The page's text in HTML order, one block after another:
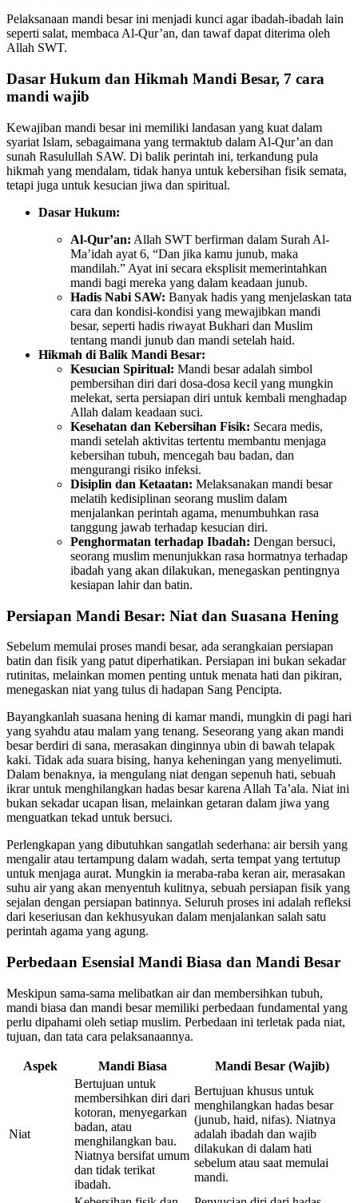
Pelaksanaan mandi besar ini menjadi kunci agar ibadah-ibadah lain
seperti salat, membaca Al-Qur’an, dan tawaf dapat diterima oleh
Allah SWT.
Dasar Hukum dan Hikmah Mandi Besar, 7 cara
mandi wajib
Kewajiban mandi besar ini memiliki landasan yang kuat dalam
syariat Islam, sebagaimana yang termaktub dalam Al-Qur’an dan
sunah Rasulullah SAW. Di balik perintah ini, terkandung pula
hikmah yang mendalam, tidak hanya untuk kebersihan fisik semata,
tetapi juga untuk kesucian jiwa dan spiritual.
Dasar Hukum:
Al-Qur’an: Allah SWT berfirman dalam Surah Al-
Ma’idah ayat 6, “Dan jika kamu junub, maka
mandilah.” Ayat ini secara eksplisit memerintahkan
mandi bagi mereka yang dalam keadaan junub.
Hadis Nabi SAW: Banyak hadis yang menjelaskan tata
cara dan kondisi-kondisi yang mewajibkan mandi
besar, seperti hadis riwayat Bukhari dan Muslim
tentang mandi junub dan mandi setelah haid.
Hikmah di Balik Mandi Besar:
Kesucian Spiritual: Mandi besar adalah simbol
pembersihan diri dari dosa-dosa kecil yang mungkin
melekat, serta persiapan diri untuk kembali menghadap
Allah dalam keadaan suci.
Kesehatan dan Kebersihan Fisik: Secara medis,
mandi setelah aktivitas tertentu membantu menjaga
kebersihan tubuh, mencegah bau badan, dan
mengurangi risiko infeksi.
Disiplin dan Ketaatan: Melaksanakan mandi besar
melatih kedisiplinan seorang muslim dalam
menjalankan perintah agama, menumbuhkan rasa
tanggung jawab terhadap kesucian diri.
Penghormatan terhadap Ibadah: Dengan bersuci,
seorang muslim menunjukkan rasa hormatnya terhadap
ibadah yang akan dilakukan, menegaskan pentingnya
kesiapan lahir dan batin.
Persiapan Mandi Besar: Niat dan Suasana Hening
Sebelum memulai proses mandi besar, ada serangkaian persiapan
batin dan fisik yang patut diperhatikan. Persiapan ini bukan sekadar
rutinitas, melainkan momen penting untuk menata hati dan pikiran,
menegaskan niat yang tulus di hadapan Sang Pencipta.
Bayangkanlah suasana hening di kamar mandi, mungkin di pagi hari
yang syahdu atau malam yang tenang. Seseorang yang akan mandi
besar berdiri di sana, merasakan dinginnya ubin di bawah telapak
kaki. Tidak ada suara bising, hanya keheningan yang menyelimuti.
Dalam benaknya, ia mengulang niat dengan sepenuh hati, sebuah
ikrar untuk menghilangkan hadas besar karena Allah Ta’ala. Niat ini
bukan sekadar ucapan lisan, melainkan getaran dalam jiwa yang
menguatkan tekad untuk bersuci.
Perlengkapan yang dibutuhkan sangatlah sederhana: air bersih yang
mengalir atau tertampung dalam wadah, serta tempat yang tertutup
untuk menjaga aurat. Mungkin ia meraba-raba keran air, merasakan
suhu air yang akan menyentuh kulitnya, sebuah persiapan fisik yang
sejalan dengan persiapan batinnya. Seluruh proses ini adalah refleksi
dari keseriusan dan kekhusyukan dalam menjalankan salah satu
perintah agama yang agung.
Perbedaan Esensial Mandi Biasa dan Mandi Besar
Meskipun sama-sama melibatkan air dan membersihkan tubuh,
mandi biasa dan mandi besar memiliki perbedaan fundamental yang
perlu dipahami oleh setiap muslim. Perbedaan ini terletak pada niat,
tujuan, dan tata cara pelaksanaannya.
Aspek Mandi Biasa Mandi Besar (Wajib)
Niat
Bertujuan untuk
membersihkan diri dari
kotoran, menyegarkan
badan, atau
menghilangkan bau.
Niatnya bersifat umum
dan tidak terikat
ibadah.
Bertujuan khusus untuk
menghilangkan hadas besar
(junub, haid, nifas). Niatnya
adalah ibadah dan wajib
dilakukan di dalam hati
sebelum atau saat memulai
mandi.